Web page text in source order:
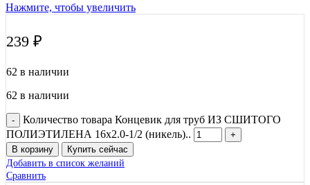
Нажмите, чтобы увеличить
239 ₽
62 в наличии
62 в наличии
Количество товара Концевик для труб ИЗ СШИТОГО
ПОЛИЭТИЛЕНА 16х2.0-1/2 (никель)..
В корзину
Купить сейчас
Добавить в список желаний
Сравнить